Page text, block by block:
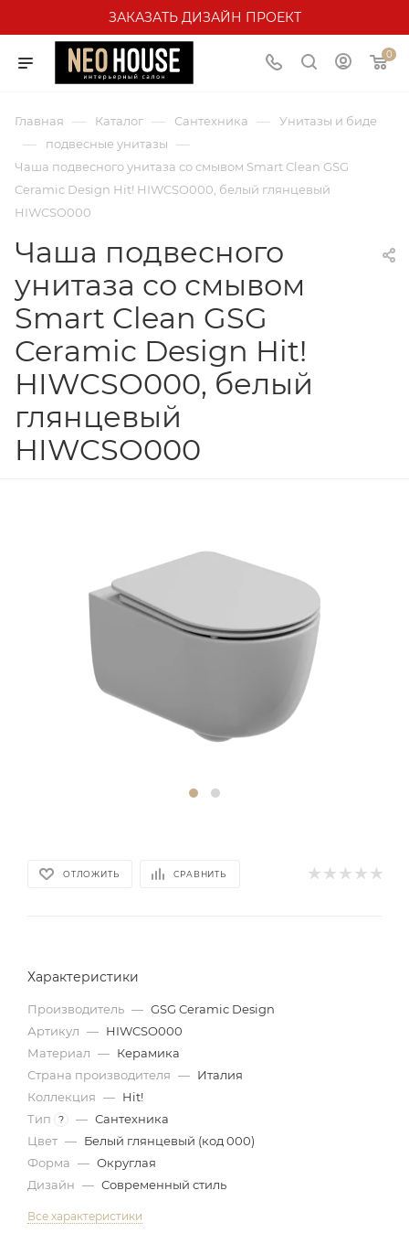
ЗАКАЗАТЬ ДИЗАЙН ПРОЕКТ
0
Главная — Каталог — Сантехника — Унитазы и биде
— подвесные унитазы —
Чаша подвесного унитаза со смывом Smart Clean GSG
Ceramic Design Hit! HIWCSO000, белый глянцевый
HIWCSO000
Чаша подвесного
унитаза со смывом
Smart Clean GSG
Ceramic Design Hit!
HIWCSO000, белый
глянцевый
HIWCSO000
ОТЛОЖИТЬ СРАВНИТЬ
Характеристики
Производитель — GSG Ceramic Design
Артикул — HIWCSO000
Материал — Керамика
Страна производителя — Италия
Коллекция — Hit!
Тип
? — Сантехника
Цвет — Белый глянцевый (код 000)
Форма — Округлая
Дизайн — Современный стиль
Все характеристики